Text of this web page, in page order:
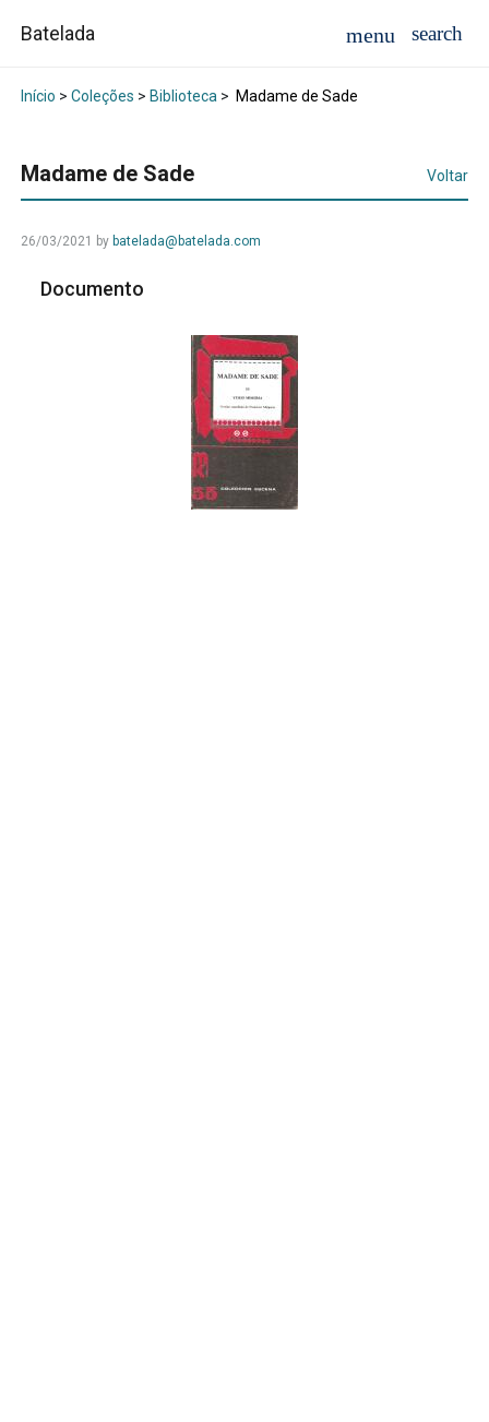
Batelada
Início > Coleções > Biblioteca> Madame de Sade
Madame de Sade Voltar
26/03/2021 by batelada@batelada.com
Documento